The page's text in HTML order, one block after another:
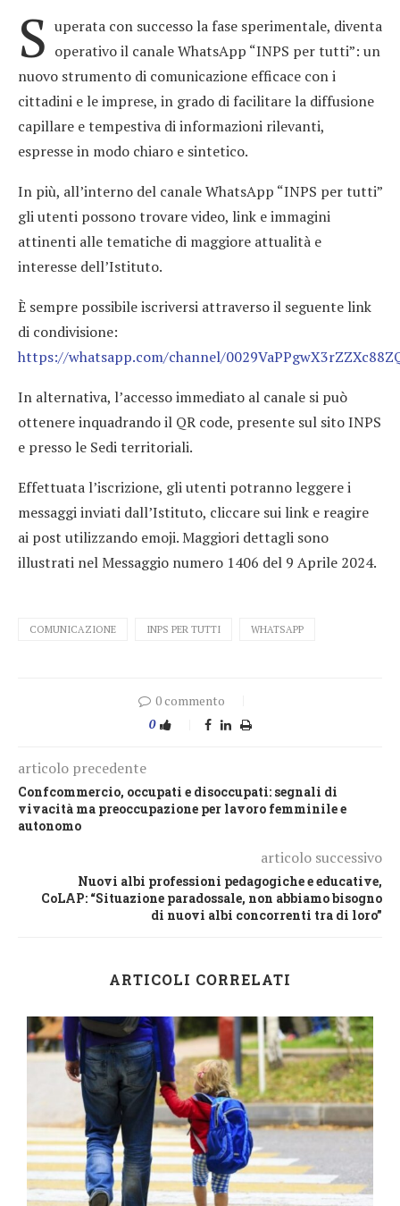
S uperata con successo la fase sperimentale, diventa
operativo il canale WhatsApp “INPS per tutti”: un
nuovo strumento di comunicazione efficace con i
cittadini e le imprese, in grado di facilitare la diffusione
capillare e tempestiva di informazioni rilevanti,
espresse in modo chiaro e sintetico.
In più, all’interno del canale WhatsApp “INPS per tutti”
gli utenti possono trovare video, link e immagini
attinenti alle tematiche di maggiore attualità e
interesse dell’Istituto.
È sempre possibile iscriversi attraverso il seguente link
di condivisione:
https://whatsapp.com/channel/
In alternativa, l’accesso immediato al canale si può
ottenere inquadrando il QR code, presente sul sito INPS
e presso le Sedi territoriali.
Effettuata l’iscrizione, gli utenti potranno leggere i
messaggi inviati dall’Istituto, cliccare sui link e reagire
ai post utilizzando emoji. Maggiori dettagli sono
illustrati nel Messaggio numero 1406 del 9 Aprile 2024.
COMUNICAZIONE INPS PER TUTTI WHATSAPP
0 commento
0
articolo precedente
Confcommercio, occupati e disoccupati: segnali di
vivacità ma preoccupazione per lavoro femminile e
autonomo
articolo successivo
Nuovi albi professioni pedagogiche e educative,
CoLAP: “Situazione paradossale, non abbiamo bisogno
di nuovi albi concorrenti tra di loro”
ARTICOLI CORRELATI